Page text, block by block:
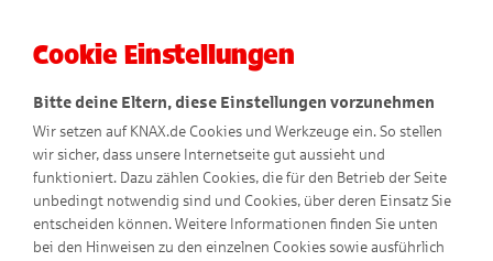
Cookie Einstellungen
Bitte deine Eltern, diese Einstellungen vorzunehmen
Wir setzen auf KNAX.de Cookies und Werkzeuge ein. So stellen
wir sicher, dass unsere Internetseite gut aussieht und
funktioniert. Dazu zählen Cookies, die für den Betrieb der Seite
unbedingt notwendig sind und Cookies, über deren Einsatz Sie
entscheiden können. Weitere Informationen finden Sie unten
bei den Hinweisen zu den einzelnen Cookies sowie ausführlich